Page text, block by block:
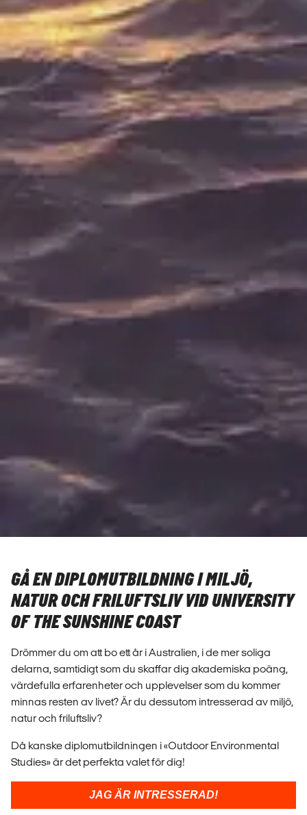
GÅ EN DIPLOMUTBILDNING I MILJÖ,
NATUR OCH FRILUFTSLIV VID UNIVERSITY
OF THE SUNSHINE COAST
Drömmer du om att bo ett år i Australien, i de mer soliga
delarna, samtidigt som du skaffar dig akademiska poäng,
värdefulla erfarenheter och upplevelser som du kommer
minnas resten av livet? Är du dessutom intresserad av miljö,
natur och friluftsliv?
Då kanske diplomutbildningen i «Outdoor Environmental
Studies» är det perfekta valet för dig!
JAG ÄR INTRESSERAD!